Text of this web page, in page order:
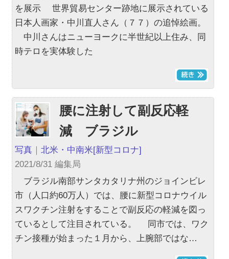
を展示 世界貿易センター跡地に展示されている
日本人画家・中川直人さん（７７）の追悼絵画。
中川さんはニューヨークに半世紀以上住み、同
時テロを実体験した
腰に注射して副反応軽
減 ブラジル
写真 ｜北米・中南米[新型コロナ]
2021/8/31 編集局
ブラジル南部サンタカタリナ州のジョインビレ
市（人口約60万人）では、腰に新型コロナウイル
スワクチン注射をすることで副反応の軽減を図っ
ているとして注目されている。 同市では、ワク
チン接種が始まった１月から、上腕部ではな…